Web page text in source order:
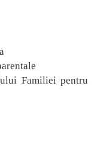
Familiei pentru